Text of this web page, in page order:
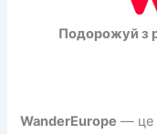
Подорожуй з
WanderEurope — це